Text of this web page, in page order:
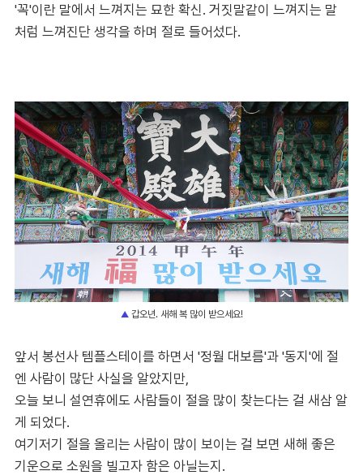
'꼭'이란 말에서 느껴지는 묘한 확신. 거짓말같이 느껴지는 말
처럼 느껴진단 생각을 하며 절로 들어섰다.
▲ 갑오년. 새해 복 많이 받으세요!
앞서 봉선사 템플스테이를 하면서 '정월 대보름'과 '동지'에 절
엔 사람이 많단 사실을 알았지만,
오늘 보니 설연휴에도 사람들이 절을 많이 찾는다는 걸 새삼 알
게 되었다.
여기저기 절을 올리는 사람이 많이 보이는 걸 보면 새해 좋은
기운으로 소원을 빌고자 함은 아닐는지.